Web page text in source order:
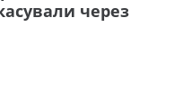
через